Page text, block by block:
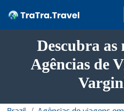
Descubra as
Agências de